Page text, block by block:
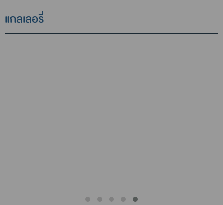
แกลเลอรี่